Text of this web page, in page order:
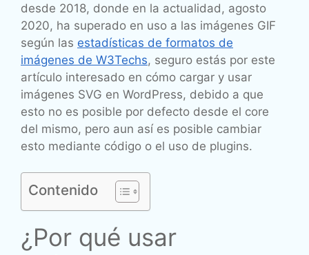
desde 2018, donde en la actualidad, agosto
2020, ha superado en uso a las imágenes GIF
según las estadísticas de formatos de
imágenes de W3Techs, seguro estás por este
artículo interesado en cómo cargar y usar
imágenes SVG en WordPress, debido a que
esto no es posible por defecto desde el core
del mismo, pero aun así es posible cambiar
esto mediante código o el uso de plugins.
Contenido
¿Por qué usar